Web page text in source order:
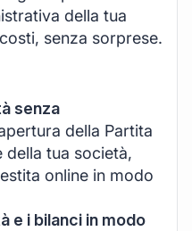
della tua
senza sorprese.
senza
della Partita
della tua società,
online in modo
e i bilanci in modo